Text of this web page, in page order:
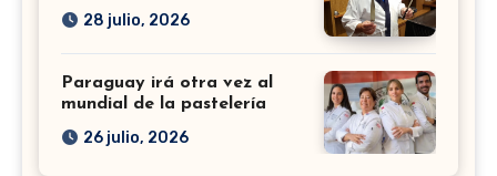
28 julio, 2026
Paraguay irá otra vez al
mundial de la pastelería
26 julio, 2026